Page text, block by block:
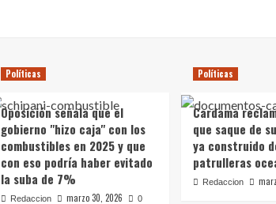
Políticas
Oposición señala que el
gobierno "hizo caja" con los
combustibles en 2025 y que
con eso podría haber evitado
la suba de 7%
Redaccion marzo 30, 2026 0
Políticas
Cardama
que saque de
ya construido
patrulleras
Redaccion